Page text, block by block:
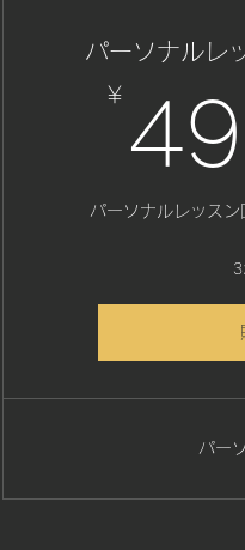
パーソナルレ
￥
パーソナルレッス
3
パー